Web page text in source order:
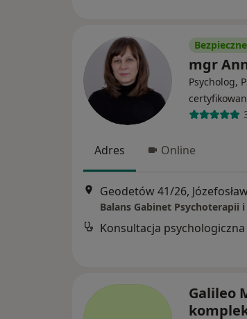
mgr
Psycholog,
Adres Online
Geodetów 41/26,
Balans Gabinet Psychoterapii
Konsultacja psychologiczna
Galileo